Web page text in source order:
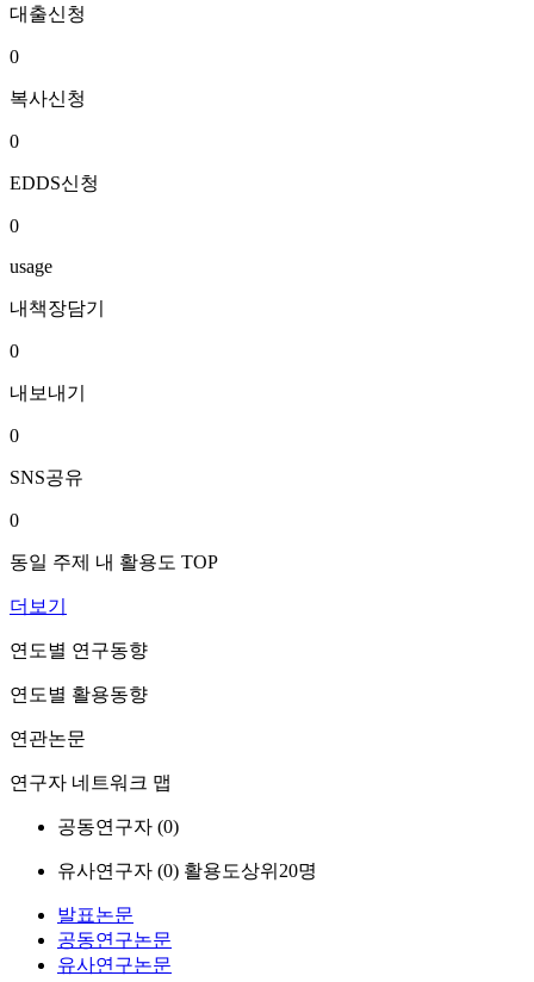
대출신청
0
복사신청
0
EDDS신청
0
usage
내책장담기
0
내보내기
0
SNS공유
0
동일 주제 내 활용도 TOP
더보기
연도별 연구동향
연도별 활용동향
연관논문
연구자 네트워크 맵
공동연구자 (0)
유사연구자 (0) 활용도상위20명
발표논문
공동연구논문
유사연구논문